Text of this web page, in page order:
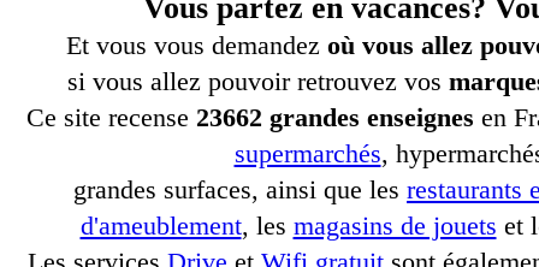
Vous partez en vacances?
Et vous vous demandez où vous allez
si vous allez pouvoir retrouvez vos
Ce site recense 23662 grandes enseignes en
supermarchés,
grandes surfaces, ainsi que les restaurants
d'ameublement, les magasins de jouets et